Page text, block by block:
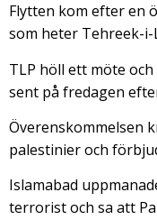
Flytten kom efter en
som heter Tehreek-i-
TLP höll ett möte
sent på fredagen
Överenskommelsen
palestinier och
Islamabad
terrorist och sa att